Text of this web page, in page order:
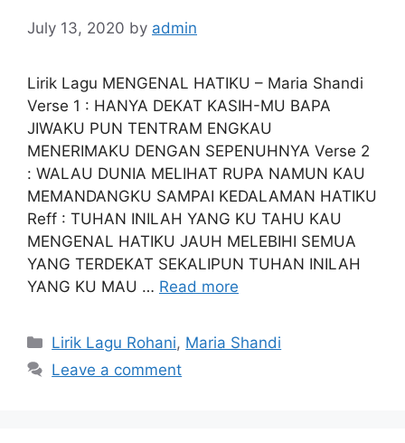
July 13, 2020 by admin
Lirik Lagu MENGENAL HATIKU – Maria Shandi
Verse 1 : HANYA DEKAT KASIH-MU BAPA
JIWAKU PUN TENTRAM ENGKAU
MENERIMAKU DENGAN SEPENUHNYA Verse 2
: WALAU DUNIA MELIHAT RUPA NAMUN KAU
MEMANDANGKU SAMPAI KEDALAMAN HATIKU
Reff : TUHAN INILAH YANG KU TAHU KAU
MENGENAL HATIKU JAUH MELEBIHI SEMUA
YANG TERDEKAT SEKALIPUN TUHAN INILAH
YANG KU MAU … Read more
Categories
Lirik Lagu Rohani, Maria Shandi
Leave a comment